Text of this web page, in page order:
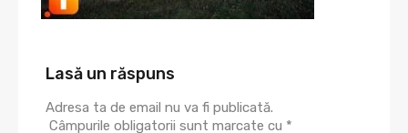
Lasă un răspuns
Adresa ta de email nu va fi publicată.
Câmpurile obligatorii sunt marcate cu *